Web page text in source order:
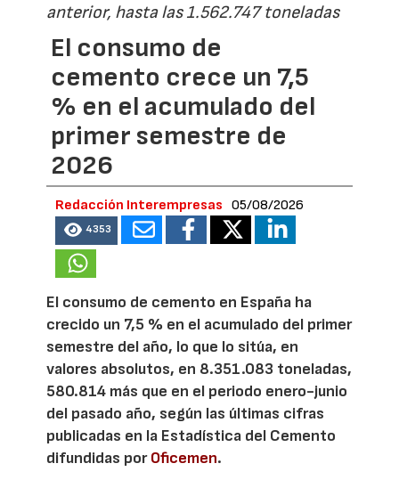
anterior, hasta las 1.562.747 toneladas
El consumo de
cemento crece un 7,5
% en el acumulado del
primer semestre de
2026
Redacción Interempresas 05/08/2026
4353
El consumo de cemento en España ha
crecido un 7,5 % en el acumulado del primer
semestre del año, lo que lo sitúa, en
valores absolutos, en 8.351.083 toneladas,
580.814 más que en el periodo enero-junio
del pasado año, según las últimas cifras
publicadas en la Estadística del Cemento
difundidas porOficemen.